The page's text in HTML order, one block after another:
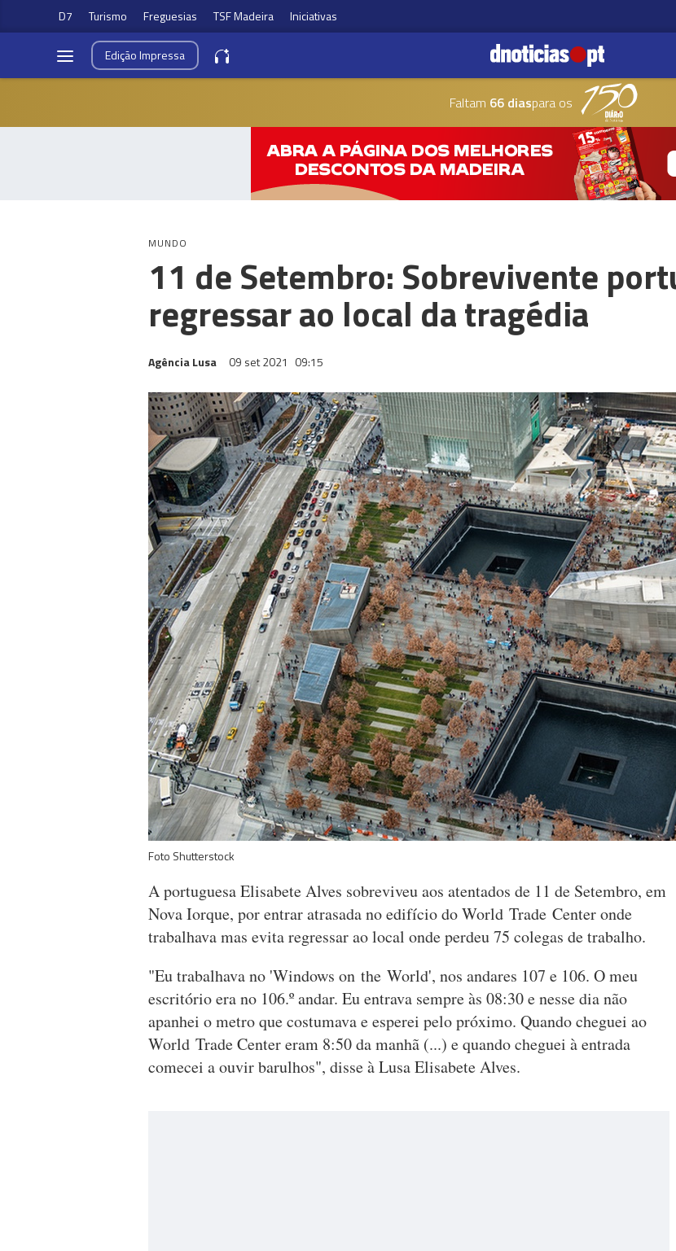
D7 Turismo Freguesias TSF Madeira Iniciativas
EdiçãoImpressa
Faltam 66 diaspara os
MUNDO
11 de Setembro: Sobrevivente
regressar ao local da tragédia
Agência Lusa 09 set 2021 09:15
Foto Shutterstock
A portuguesa Elisabete Alves sobreviveu aos atentados de 11 de Setembro, em
Nova Iorque, por entrar atrasada no edifício do World Trade Center onde
trabalhava mas evita regressar ao local onde perdeu 75 colegas de trabalho.
"Eu trabalhava no 'Windows on the World', nos andares 107 e 106. O meu
escritório era no 106.º andar. Eu entrava sempre às 08:30 e nesse dia não
apanhei o metro que costumava e esperei pelo próximo. Quando cheguei ao
World Trade Center eram 8:50 da manhã (...) e quando cheguei à entrada
comecei a ouvir barulhos", disse à Lusa Elisabete Alves.